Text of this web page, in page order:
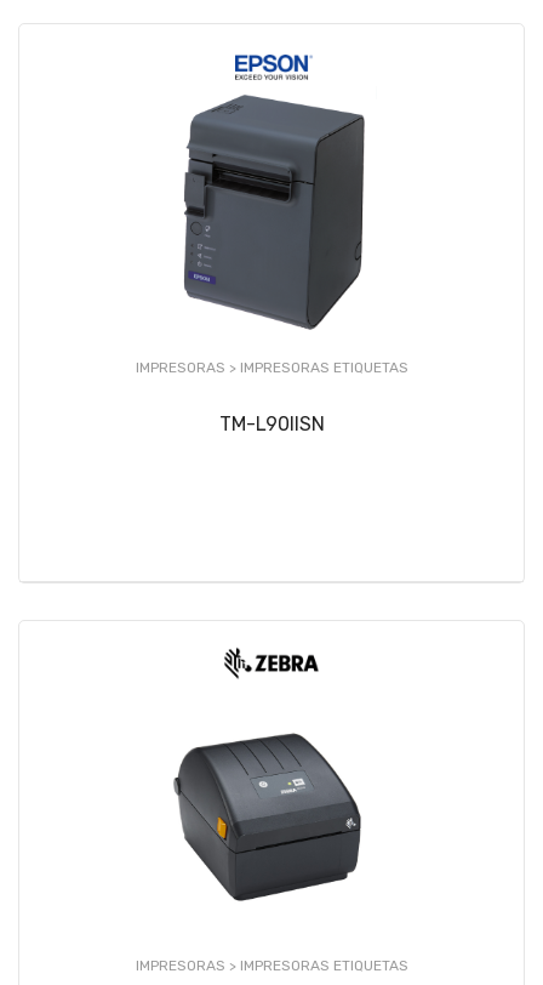
IMPRESORAS > IMPRESORAS ETIQUETAS
TM-L90IISN
IMPRESORAS > IMPRESORAS ETIQUETAS